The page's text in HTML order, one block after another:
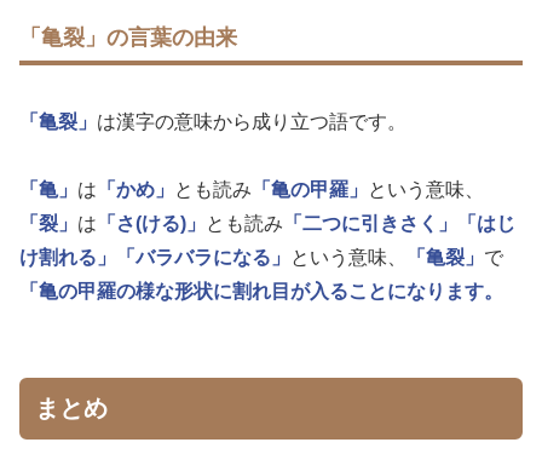
「亀裂」の言葉の由来
「亀裂」 は漢字の意味から成り立つ語です。
「亀」 は 「かめ」 とも読み 「亀の甲羅」
という意味、
「裂」 は 「さ(ける)」 とも読み 「二つに引きさく」
「はじ
け割れる」
「バラバラになる」 という意味、 「亀裂」 で
「亀の甲羅の様な形状に割れ目が入ることになります。
まとめ